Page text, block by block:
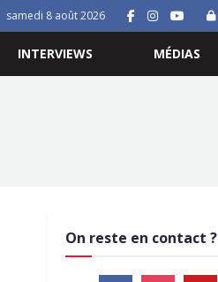
samedi 8 août 2026
INTERVIEWS MÉDIAS
On reste en contact ?